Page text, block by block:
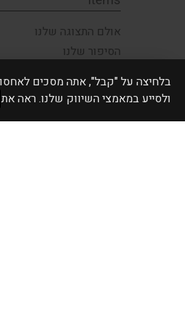
אולם התצוגה שלנו
הסיפור שלנו
צור קשר
ולסייע במאמצי השיווק שלנו. ראה את